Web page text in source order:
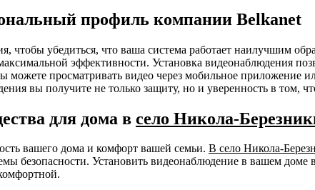
профиль компании Belkanet
чтобы убедиться, что ваша система работает наилучшим
эффективности. Установка видеонаблюдения
можете просматривать видео через мобильное приложение
вы получите не только защиту, но и уверенность в том,
для дома в село Никола-
вашего дома и комфорт вашей семьи. В село Никола-
безопасности. Установить видеонаблюдение в вашем доме